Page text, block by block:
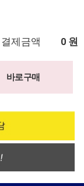
제금액 0 원
바로구매